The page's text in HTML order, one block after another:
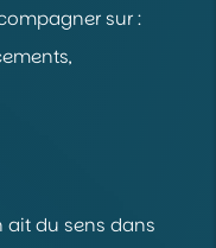
sur :
ait du sens dans